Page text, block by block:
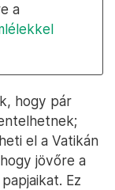
a
hogy pár
el a Vatikán
jövőre a
Ez